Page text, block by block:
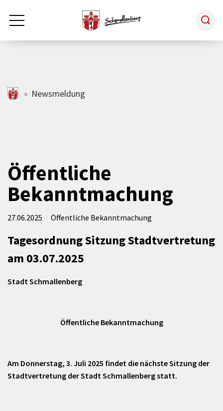
Zum Hauptinhalt springen
Rathaus & Politik
Freizeit & Kultur
Wirtschaft
schmallenberg.de
Newsmeldung
Öffentliche
Bekanntmachung
27.06.2025 Öffentliche Bekanntmachung
Tagesordnung Sitzung Stadtvertretung
am 03.07.2025
Stadt Schmallenberg
Öffentliche Bekanntmachung
Am Donnerstag, 3. Juli 2025 findet die nächste Sitzung der
Stadtvertretung der Stadt Schmallenberg statt.